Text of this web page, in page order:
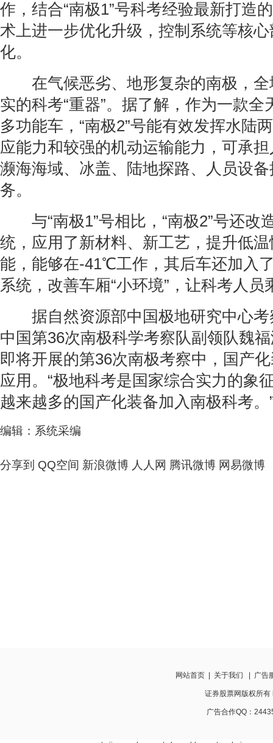
作，结合“南极1”号科考经验最新打造
术上进一步优化升级，控制系统等核
化。
在气候恶劣、地形复杂的南极，全
实的科考“重器”。据了解，作为一款全
多功能车，“南极2”号能有效发挥水陆
应能力和较强的机动运输能力，可承
濒海海域、冰盖、陆地探路、人员设
务。
与“南极1”号相比，“南极2”号还改
统，应用了新材料、新工艺，提升低
能，能够在-41℃工作，其后车还加入
系统，改善车厢“小环境”，让科考人员
据自然资源部中国极地研究中心考
中国第36次南极科学考察队副领队魏
即将开展的第36次南极考察中，国产
应用。“极地科考是国家综合实力的象
越来越多的国产化装备加入南极科考。
编辑：系统采编
分享到 QQ空间 新浪微博 人人网 腾讯微博 网易微博
网站首页 关于我们 广告
证券股票网版权所
广告合作QQ：